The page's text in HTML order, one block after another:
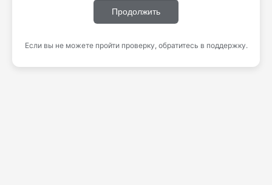
Продолжить
Если вы не можете пройти проверку, обратитесь в поддержку.